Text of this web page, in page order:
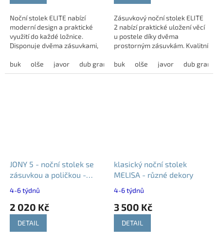
Noční stolek ELITE nabízí
moderní design a praktické
využití do každé ložnice.
Disponuje dvěma zásuvkami,
prostoru pro uložení drobností
i osobních...
buk olše javor dub grande dub harmony modřín latté
Zásuvkový noční stolek ELITE
2 nabízí praktické uložení věcí
u postele díky dvěma
prostorným zásuvkám. Kvalitní
různých dekorech, které
snadno sladíte s...
buk olše javor dub
JONY 5 - noční stolek se
zásuvkou a poličkou -
různé dekory
4-6 týdnů
2 020 Kč
DETAIL
klasický noční stolek
MELISA - různé dekory
4-6 týdnů
3 500 Kč
DETAIL